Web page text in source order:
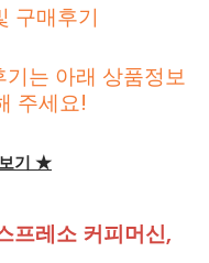
구매후기
는 아래 상품정보
주세요!
기 ★
프레소 커피머신,